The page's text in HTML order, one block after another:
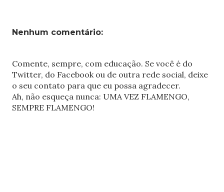
Nenhum comentário:
Comente, sempre, com educação. Se você é do
Twitter, do Facebook ou de outra rede social, deixe
o seu contato para que eu possa agradecer.
Ah, não esqueça nunca: UMA VEZ FLAMENGO,
SEMPRE FLAMENGO!